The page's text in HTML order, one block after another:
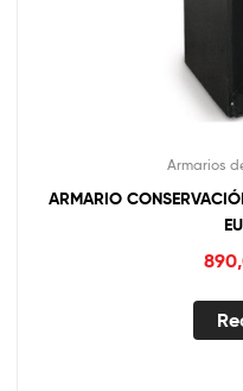
Armarios
ARMARIO